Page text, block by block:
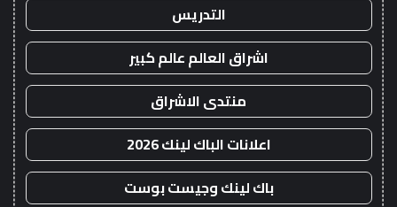
التدريس
اشراق العالم عالم كبير
منتدى الاشراق
اعلانات الباك لينك 2026
باك لينك وجيست بوست